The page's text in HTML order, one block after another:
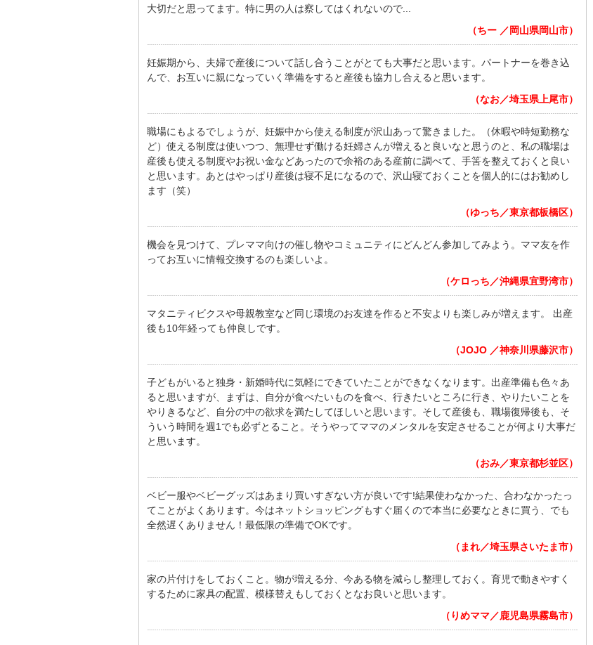
大切だと思ってます。特に男の人は察してはくれないので...
（ちー ／岡山県岡山市）
妊娠期から、夫婦で産後について話し合うことがとても大事だと思います。パートナーを巻き込
んで、お互いに親になっていく準備をすると産後も協力し合えると思います。
（なお／埼玉県上尾市）
職場にもよるでしょうが、妊娠中から使える制度が沢山あって驚きました。（休暇や時短勤務な
ど）使える制度は使いつつ、無理せず働ける妊婦さんが増えると良いなと思うのと、私の職場は
産後も使える制度やお祝い金などあったので余裕のある産前に調べて、手筈を整えておくと良い
と思います。あとはやっぱり産後は寝不足になるので、沢山寝ておくことを個人的にはお勧めし
ます（笑）
（ゆっち／東京都板橋区）
機会を見つけて、プレママ向けの催し物やコミュニティにどんどん参加してみよう。ママ友を作
ってお互いに情報交換するのも楽しいよ。
（ケロっち／沖縄県宜野湾市）
マタニティビクスや母親教室など同じ環境のお友達を作ると不安よりも楽しみが増えます。 出産
後も10年経っても仲良しです。
（JOJO ／神奈川県藤沢市）
子どもがいると独身・新婚時代に気軽にできていたことができなくなります。出産準備も色々あ
ると思いますが、まずは、自分が食べたいものを食べ、行きたいところに行き、やりたいことを
やりきるなど、自分の中の欲求を満たしてほしいと思います。そして産後も、職場復帰後も、そ
ういう時間を週1でも必ずとること。そうやってママのメンタルを安定させることが何より大事だ
と思います。
（おみ／東京都杉並区）
ベビー服やベビーグッズはあまり買いすぎない方が良いです!結果使わなかった、合わなかったっ
てことがよくあります。今はネットショッピングもすぐ届くので本当に必要なときに買う、でも
全然遅くありません！最低限の準備でOKです。
（まれ／埼玉県さいたま市）
家の片付けをしておくこと。物が増える分、今ある物を減らし整理しておく。育児で動きやすく
するために家具の配置、模様替えもしておくとなお良いと思います。
（りめママ／鹿児島県霧島市）